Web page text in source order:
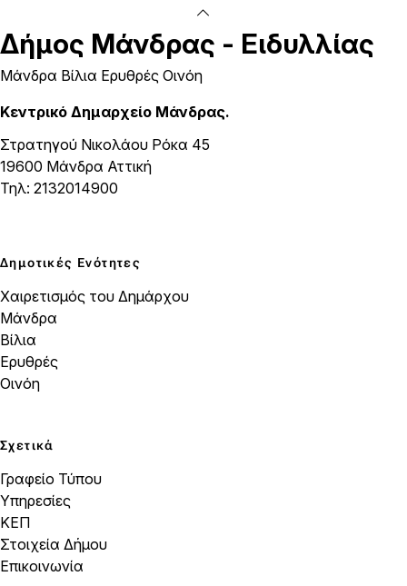
Δήμος Μάνδρας - Ειδυλλίας
Μάνδρα Βίλια Ερυθρές Οινόη
Κεντρικό Δημαρχείο Μάνδρας.
Στρατηγού Νικολάου Ρόκα 45
19600 Μάνδρα Αττική
Τηλ: 2132014900
Δημοτικές Ενότητες
Χαιρετισμός του Δημάρχου
Μάνδρα
Βίλια
Ερυθρές
Οινόη
Σχετικά
Γραφείο Τύπου
Υπηρεσίες
ΚΕΠ
Στοιχεία Δήμου
Επικοινωνία